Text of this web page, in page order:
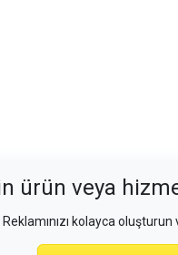
ürün veya
Reklamınızı kolayca oluşturun